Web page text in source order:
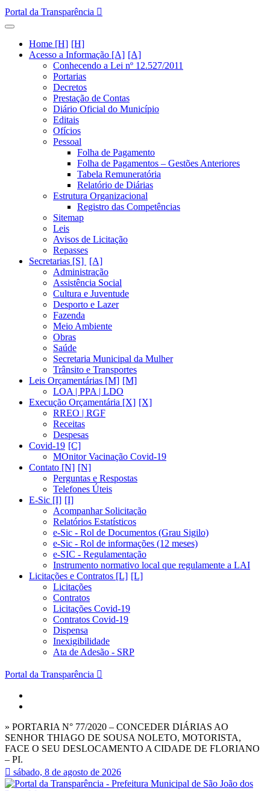
Portal da Transparência
Home [H]
Acesso a Informação [A]
Conhecendo a Lei nº 12.527/2011
Portarias
Decretos
Prestação de Contas
Diário Oficial do Município
Editais
Ofícios
Pessoal
Folha de Pagamento
Folha de Pagamentos – Gestões Anteriores
Tabela Remuneratória
Relatório de Diárias
Estrutura Organizacional
Registro das Competências
Sitemap
Leis
Avisos de Licitação
Repasses
Secretarias [S]
Administração
Assistência Social
Cultura e Juventude
Desporto e Lazer
Fazenda
Meio Ambiente
Obras
Saúde
Secretaria Municipal da Mulher
Trânsito e Transportes
Leis Orçamentárias [M]
LOA | PPA | LDO
Execução Orçamentária [X]
RREO | RGF
Receitas
Despesas
Covid-19
MOnitor Vacinação Covid-19
Contato [N]
Perguntas e Respostas
Telefones Úteis
E-Sic [I]
Acompanhar Solicitação
Relatórios Estatísticos
e-Sic - Rol de Documentos (Grau Sigilo)
e-Sic - Rol de informações (12 meses)
e-SIC - Regulamentação
Instrumento normativo local que regulamente a LAI
Licitações e Contratos [L]
Licitações
Contratos
Licitações Covid-19
Contratos Covid-19
Dispensa
Inexigibilidade
Ata de Adesão - SRP
Portal da Transparência
» PORTARIA N° 77/2020 – CONCEDER DIÁRIAS AO
SENHOR THIAGO DE SOUSA NOLETO, MOTORISTA,
FACE O SEU DESLOCAMENTO A CIDADE DE FLORIANO
– PI.
sábado, 8 de agosto de 2026